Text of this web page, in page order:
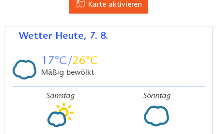
Karte aktivieren
Wetter Heute, 7. 8.
17 26
Mäßig bewölkt
Samstag Sonntag